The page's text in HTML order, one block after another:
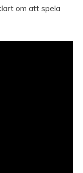
om att spela